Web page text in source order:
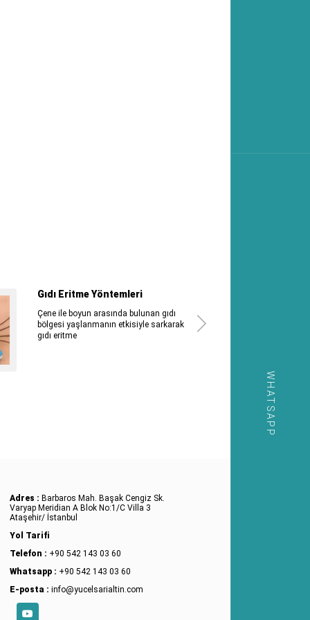
WHATSAPP
Gıdı Eritme Yöntemleri
Çene ile boyun arasında bulunan gıdı
bölgesi yaşlanmanın etkisiyle sarkarak
gıdı eritme
Adres : Barbaros Mah. Başak Cengiz Sk.
Varyap Meridian A Blok No:1/C Villa 3
Ataşehir/ İstanbul
Yol Tarifi
Telefon : +90 542 143 03 60
Whatsapp : +90 542 143 03 60
E-posta : info@yucelsarialtin.com
YouTube